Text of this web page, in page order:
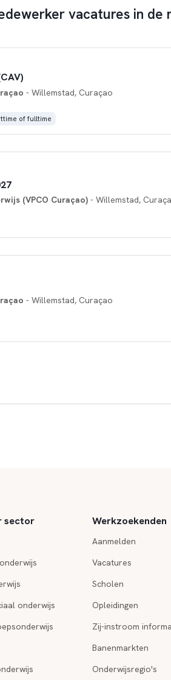
vacatures in de
- Willemstad, Curaçao
of fulltime
(VPCO Curaçao)- Willemstad,
- Willemstad, Curaçao
sector
onderwijs
Werkzoekenden
Aanmelden
Vacatures
Scholen
Opleidingen
Zij-instroom
Banenmarkten
Onderwijsregio's